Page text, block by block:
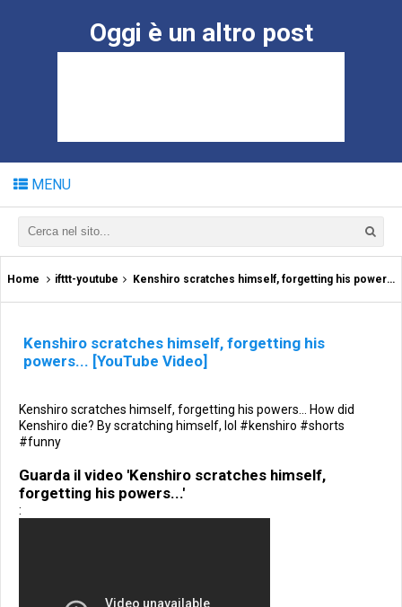
Oggi è un altro post
MENU
Home ifttt-youtube Kenshiro scratches himself, forgetting his powers... [YouTube Video]
Kenshiro scratches himself, forgetting his
powers... [YouTube Video]
Kenshiro scratches himself, forgetting his powers... How did
Kenshiro die? By scratching himself, lol #kenshiro #shorts
#funny
Guarda il video 'Kenshiro scratches himself,
forgetting his powers...'
: